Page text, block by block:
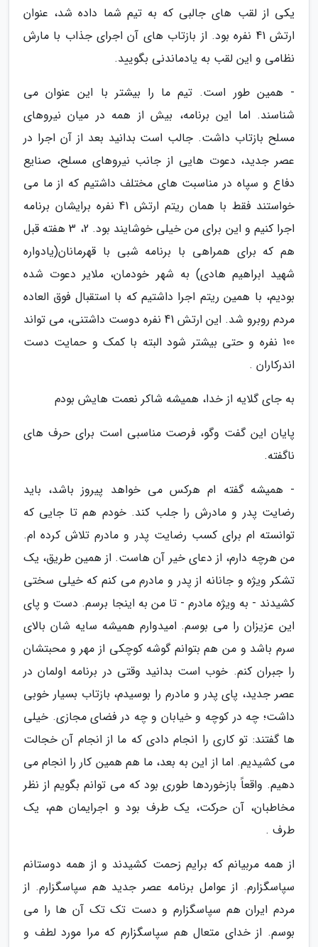
یکی از لقب های جالبی که به تیم شما داده شد، عنوان
ارتش 41 نفره بود. از بازتاب های آن اجرای جذاب با مارش
نظامی و این لقب به یادماندنی بگویید.
- همین طور است. تیم ما را بیشتر با این عنوان می
شناسند. اما این برنامه، بیش از همه در میان نیروهای
مسلح بازتاب داشت. جالب است بدانید بعد از آن اجرا در
عصر جدید، دعوت هایی از جانب نیروهای مسلح، صنایع
دفاع و سپاه در مناسبت های مختلف داشتیم که از ما می
خواستند فقط با همان ریتم ارتش 41 نفره برایشان برنامه
اجرا کنیم و این برای من خیلی خوشایند بود. 2، 3 هفته قبل
هم که برای همراهی با برنامه شبی با قهرمانان(یادواره
شهید ابراهیم هادی) به شهر خودمان، ملایر دعوت شده
بودیم، با همین ریتم اجرا داشتیم که با استقبال فوق العاده
مردم روبرو شد. این ارتش 41 نفره دوست داشتنی، می تواند
100 نفره و حتی بیشتر شود البته با کمک و حمایت دست
اندرکاران .
به جای گلایه از خدا، همیشه شاکر نعمت هایش بودم
پایان این گفت وگو، فرصت مناسبی است برای حرف های
ناگفته.
- همیشه گفته ام هرکس می خواهد پیروز باشد، باید
رضایت پدر و مادرش را جلب کند. خودم هم تا جایی که
توانسته ام برای کسب رضایت پدر و مادرم تلاش کرده ام.
من هرچه دارم، از دعای خیر آن هاست. از همین طریق، یک
تشکر ویژه و جانانه از پدر و مادرم می کنم که خیلی سختی
کشیدند - به ویژه مادرم - تا من به اینجا برسم. دست و پای
این عزیزان را می بوسم. امیدوارم همیشه سایه شان بالای
سرم باشد و من هم بتوانم گوشه کوچکی از مهر و محبتشان
را جبران کنم. خوب است بدانید وقتی در برنامه اولمان در
عصر جدید، پای پدر و مادرم را بوسیدم، بازتاب بسیار خوبی
داشت؛ چه در کوچه و خیابان و چه در فضای مجازی. خیلی
ها گفتند: تو کاری را انجام دادی که ما از انجام آن خجالت
می کشیدیم. اما از این به بعد، ما هم همین کار را انجام می
دهیم. واقعاً بازخوردها طوری بود که می توانم بگویم از نظر
مخاطبان، آن حرکت، یک طرف بود و اجرایمان هم، یک
طرف .
از همه مربیانم که برایم زحمت کشیدند و از همه دوستانم
سپاسگزارم. از عوامل برنامه عصر جدید هم سپاسگزارم. از
مردم ایران هم سپاسگزارم و دست تک تک آن ها را می
بوسم. از خدای متعال هم سپاسگزارم که مرا مورد لطف و